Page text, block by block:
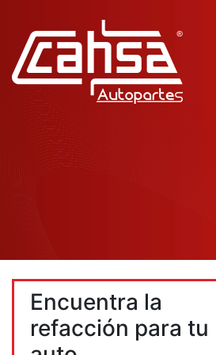
Encuentra la
refacción para tu